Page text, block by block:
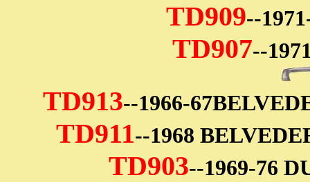
TD909--
TD907--
TD913--1966-
TD911--1968
TD903--1969-76